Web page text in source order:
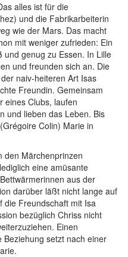
alles ist für die
und die Fabrikarbeiterin
wie der Mars. Das macht
mit weniger zufrieden: Ein
und genug zu Essen. In Lille
und freunden sich an. Die
naiv-heiteren Art Isas
Freundin. Gemeinsam
eines Clubs, laufen
und lieben das Leben. Bis
Colin) Marie in
den Märchenprinzen
eine amüsante
aus der
darüber läßt nicht lange auf
die Freundschaft mit Isa
bezüglich Chriss nicht
Einen
setzt nach einer